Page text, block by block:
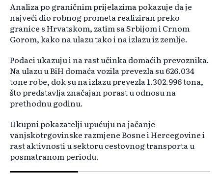
Analiza po graničnim prijelazima pokazuje da je
najveći dio robnog prometa realiziran preko
granice s Hrvatskom, zatim sa Srbijom i Crnom
Gorom, kako na ulazu tako i na izlazu iz zemlje.
Podaci ukazuju i na rast učinka domaćih prevoznika.
Na ulazu u BiH domaća vozila prevezla su 626.034
tone robe, dok su na izlazu prevezla 1.302.996 tona,
što predstavlja značajan porast u odnosu na
prethodnu godinu.
Ukupni pokazatelji upućuju na jačanje
vanjskotrgovinske razmjene Bosne i Hercegovine i
rast aktivnosti u sektoru cestovnog transporta u
posmatranom periodu.